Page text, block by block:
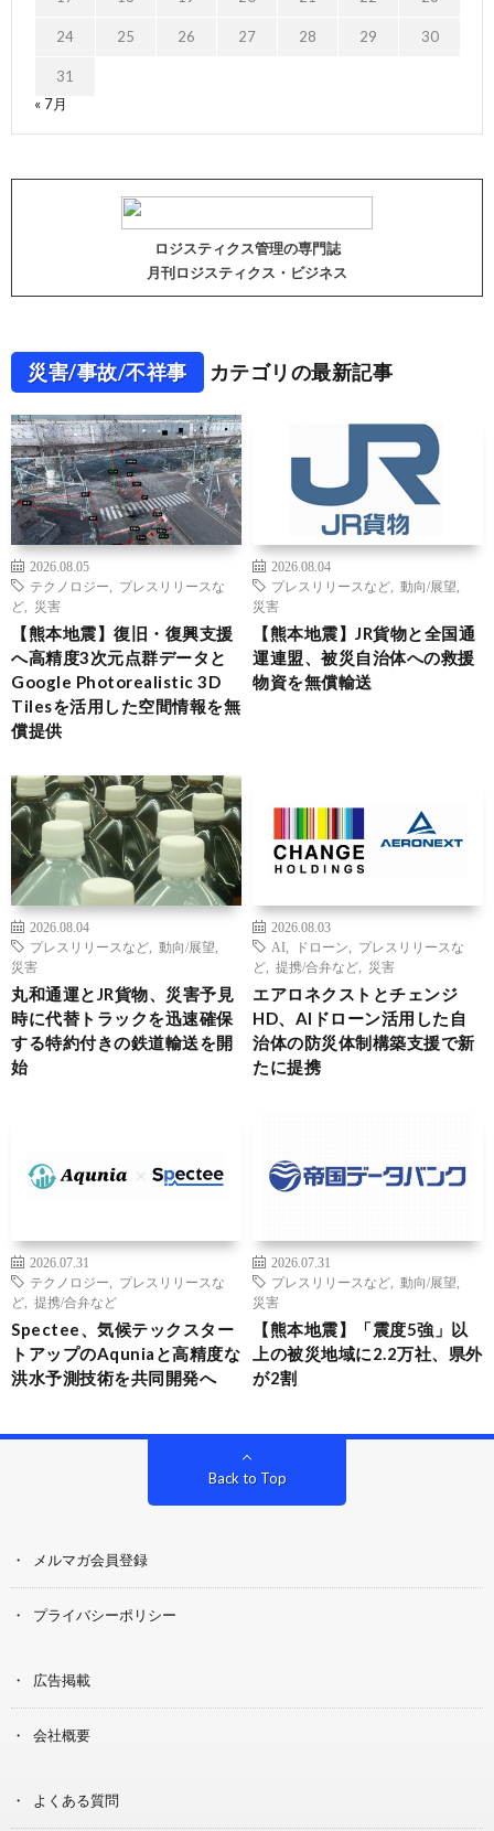
24 25 26 27 28 29 30
31
« 7月
ロジスティクス管理の専門誌
月刊ロジスティクス・ビジネス
災害/事故/不祥事 カテゴリの最新記事
2026.08.05
テクノロジー
プレスリリースな
ど
災害
【熊本地震】復旧・復興支援
へ高精度3次元点群データと
Google Photorealistic 3D
Tilesを活用した空間情報を無
償提供
2026.08.04
プレスリリースなど
動向/展望
災害
【熊本地震】JR貨物と全国通
運連盟、被災自治体への救援
物資を無償輸送
2026.08.04
プレスリリースなど
動向/展望
災害
丸和通運とJR貨物、災害予見
時に代替トラックを迅速確保
する特約付きの鉄道輸送を開
始
2026.08.03
AI
ドローン
プレスリリースな
ど
提携/合弁など 災害
エアロネクストとチェンジ
HD、AIドローン活用した自
治体の防災体制構築支援で新
たに提携
2026.07.31
テクノロジー
プレスリリースな
ど
提携/合弁など
Spectee、気候テックスター
トアップのAquniaと高精度な
洪水予測技術を共同開発へ
2026.07.31
プレスリリースなど
動向/展望
災害
【熊本地震】「震度5強」以
上の被災地域に2.2万社、県外
が2割
Back to Top
メルマガ会員登録
プライバシーポリシー
広告掲載
会社概要
よくある質問